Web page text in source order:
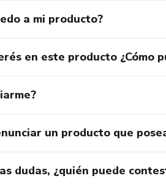
a mi producto?
en este producto ¿Cómo
un producto que
dudas, ¿quién puede